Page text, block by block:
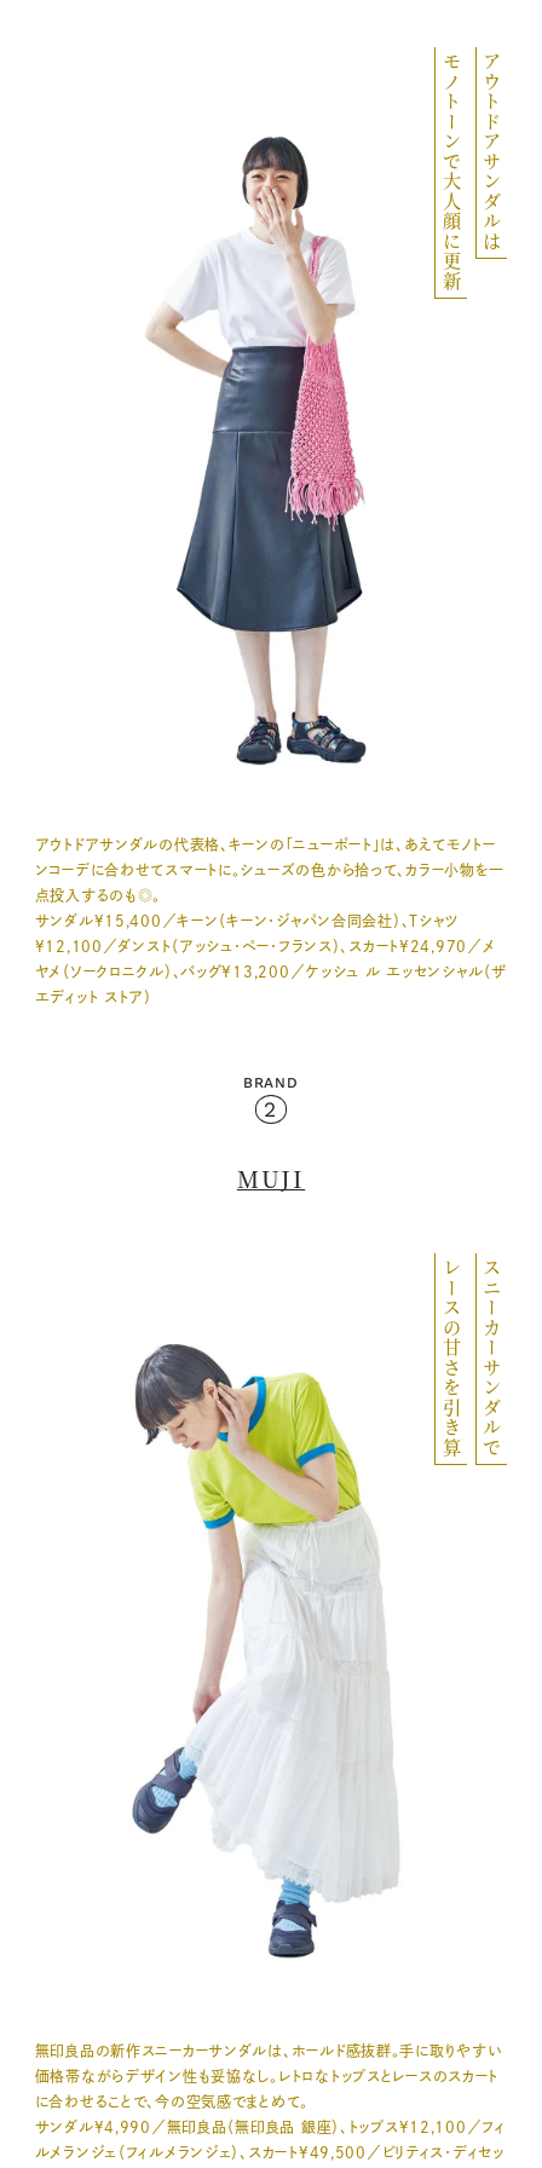
アウトドアサンダルは
モノトーンで大人顔に更新
アウトドアサンダルの代表格、キーンの「ニューポート」は、あえてモノトー
ンコーデに合わせてスマートに。シューズの色から拾って、カラー小物を一
点投入するのも◎。
サンダル¥15,400／キーン（キーン・ジャパン合同会社）、Tシャツ
¥12,100／ダンスト（アッシュ・ペー・フランス）、スカート¥24,970／メ
ヤメ（ソークロニクル）、バッグ¥13,200／ケッシュ ル エッセンシャル（ザ
エディット ストア）
BRAND
2
MUJI
スニーカーサンダルで
レースの甘さを引き算
無印良品の新作スニーカーサンダルは、ホールド感抜群。手に取りやすい
価格帯ながらデザイン性も妥協なし。レトロなトップスとレースのスカート
に合わせることで、今の空気感でまとめて。
サンダル¥4,990／無印良品（無印良品 銀座）、トップス¥12,100／フィ
ルメランジェ（フィルメランジェ）、スカート¥49,500／ビリティス・ディセッ